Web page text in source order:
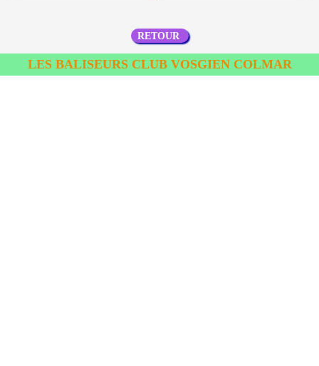
RETOUR
LES BALISEURS CLUB VOSGIEN COLMAR